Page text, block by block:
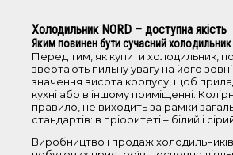
барні холодильники
однокамерні холодильники
холодильники No Frost
Об'єм
<100 л
Холодильник NORD – доступна якість
Яким повинен бути сучасний холодильник
Перед тим, як купити холодильник,
звертають пильну увагу на його
значення висота корпусу, щоб
кухні або в іншому приміщенні.
правило, не виходить за рамки
стандартів: в пріоритеті – білий і
Виробництво і продаж